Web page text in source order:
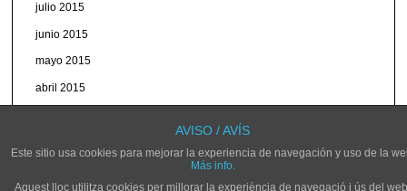
julio 2015
junio 2015
mayo 2015
abril 2015
AVISO / AVÍS
Este sitio usa cookies para mejorar la experiencia de navegación y uso de la
Más info.
Aquest lloc utilitza cookies per millorar la experiència de navegació i ús del